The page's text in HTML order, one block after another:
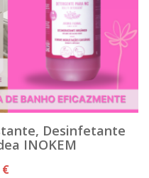
Desinfetante
INOKEM
€